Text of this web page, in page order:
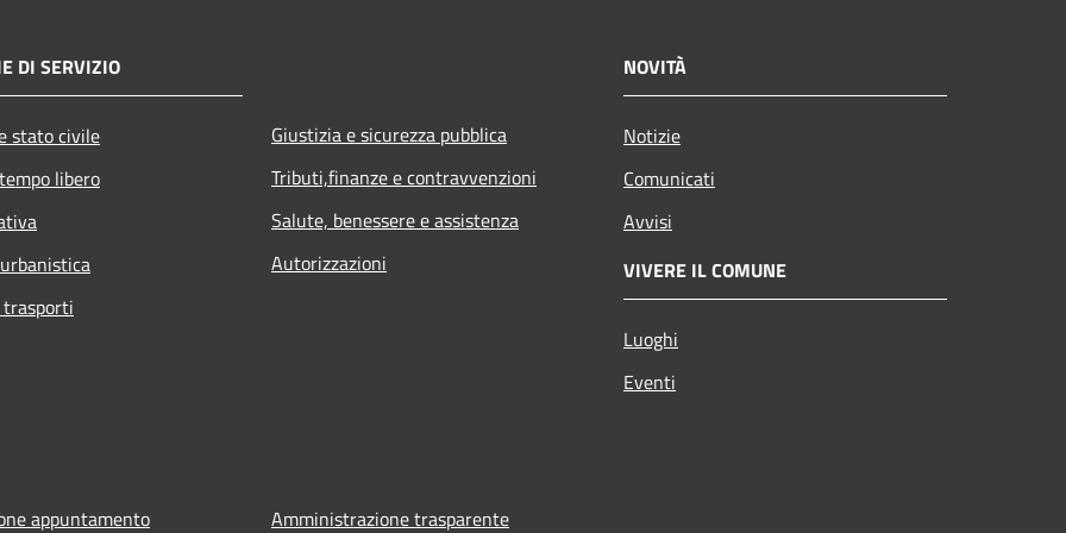
DI SERVIZIO
stato civile
libero
Giustizia e sicurezza pubblica
Tributi,finanze e contravvenzioni
Salute, benessere e assistenza
Autorizzazioni
NOVITÀ
Notizie
Comunicati
Avvisi
VIVERE IL COMUNE
Luoghi
Eventi
appuntamento Amministrazione trasparente